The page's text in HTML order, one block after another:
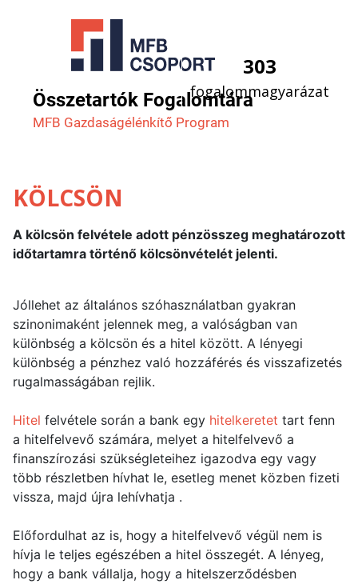
Összetartók Fogalomtára
MFB Gazdaság­élénkítő Program
303
fogalommagyarázat
KÖLCSÖN
A kölcsön felvétele adott pénzösszeg meghatározott
időtartamra történő kölcsönvételét jelenti.
Jóllehet az általános szóhasználatban gyakran
szinonimaként jelennek meg, a valóságban van
különbség a kölcsön és a hitel között. A lényegi
különbség a pénzhez való hozzáférés és visszafizetés
rugalmasságában rejlik.
Hitel felvétele során a bank egy hitelkeretet tart fenn
a hitelfelvevő számára, melyet a hitelfelvevő a
finanszírozási szükségleteihez igazodva egy vagy
több részletben hívhat le, esetleg menet közben fizeti
vissza, majd újra lehívhatja .
Előfordulhat az is, hogy a hitelfelvevő végül nem is
hívja le teljes egészében a hitel összegét. A lényeg,
hogy a bank vállalja, hogy a hitelszerződésben